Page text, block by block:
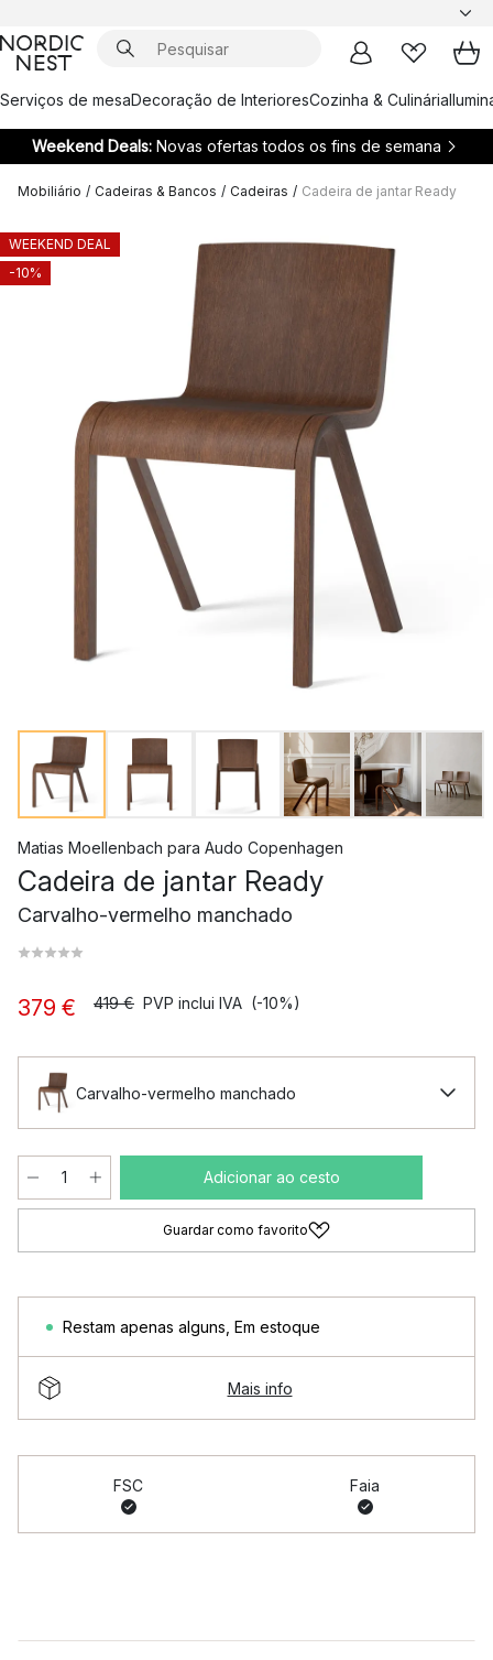
Serviços de mesaDecoração de InterioresCozinha & Culinária
Weekend Deals: Novas ofertas todos os fins de semana
Mobiliário / Cadeiras & Bancos / Cadeiras / Cadeira de jantar Ready
WEEKEND DEAL
-10%
Matias Moellenbach para Audo Copenhagen
Cadeira de jantar Ready
Carvalho-vermelho manchado
379 € 419 € PVP inclui IVA (-10%)
Carvalho-vermelho manchado
Adicionar ao cesto
Guardar como favorito
Restam apenas alguns Em estoque
Mais info
FSC Faia